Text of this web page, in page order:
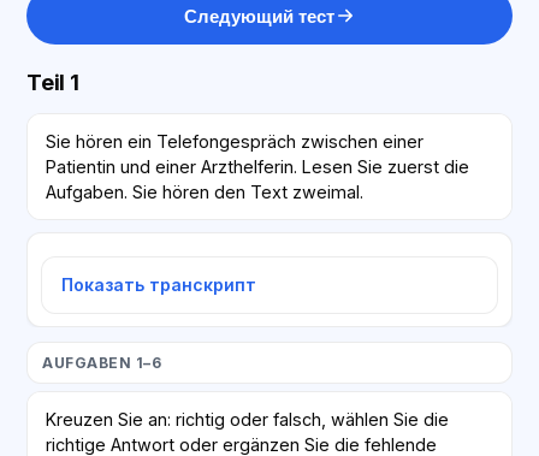
Следующий тест
Teil 1
Sie hören ein Telefongespräch zwischen einer
Patientin und einer Arzthelferin. Lesen Sie zuerst die
Aufgaben. Sie hören den Text zweimal.
Показать транскрипт
AUFGABEN 1–6
Kreuzen Sie an: richtig oder falsch, wählen Sie die
richtige Antwort oder ergänzen Sie die fehlende